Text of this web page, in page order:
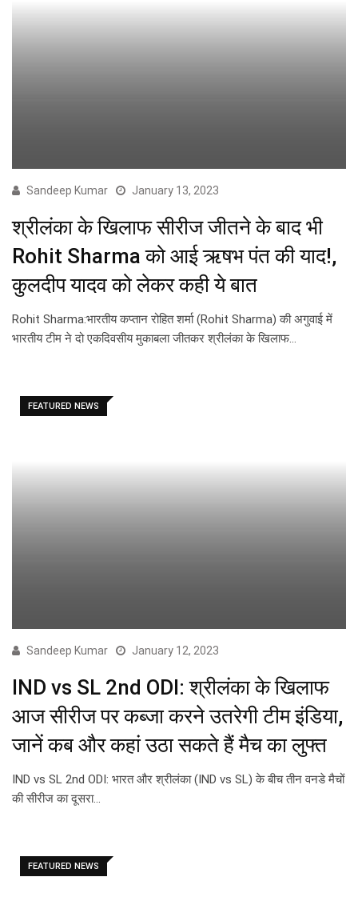
Sandeep Kumar January 13, 2023
श्रीलंका के खिलाफ सीरीज जीतने के बाद भी
Rohit Sharma को आई ऋषभ पंत की याद!,
कुलदीप यादव को लेकर कही ये बात
Rohit Sharma:भारतीय कप्तान रोहित शर्मा (Rohit Sharma) की अगुवाई में
भारतीय टीम ने दो एकदिवसीय मुकाबला जीतकर श्रीलंका के खिलाफ…
FEATURED NEWS
Sandeep Kumar January 12, 2023
IND vs SL 2nd ODI: श्रीलंका के खिलाफ
आज सीरीज पर कब्जा करने उतरेगी टीम इंडिया,
जानें कब और कहां उठा सकते हैं मैच का लुफ्त
IND vs SL 2nd ODI: भारत और श्रीलंका (IND vs SL) के बीच तीन वनडे मैचों
की सीरीज का दूसरा…
FEATURED NEWS